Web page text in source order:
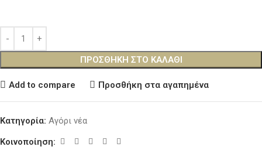
ΠΡΟΣΘΉΚΗ ΣΤΟ ΚΑΛΆΘΙ
Add to compare Προσθήκη στα αγαπημένα
Κατηγορία: Αγόρι νέα
Κοινοποίηση: